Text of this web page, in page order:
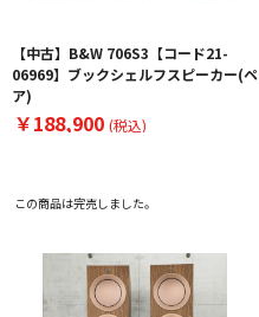
【中古】B&W 706S3【コード21-
06969】ブックシェルフスピーカー(ペ
ア)
￥188,900 (税込)
この商品は完売しました。